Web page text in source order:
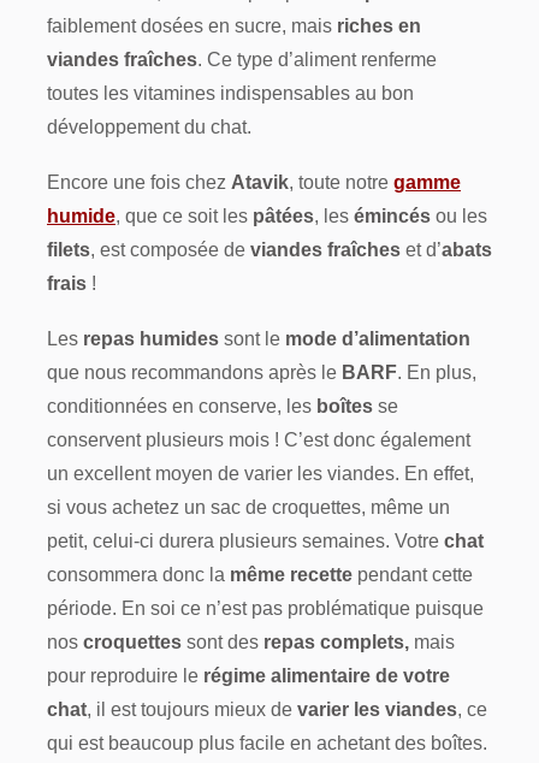
faiblement dosées en sucre, mais riches en
viandes fraîches. Ce type d’aliment renferme
toutes les vitamines indispensables au bon
développement du chat.
Encore une fois chez Atavik, toute notre gamme
humide, que ce soit les pâtées, les émincés ou les
filets, est composée de viandes fraîches et d’abats
frais !
Les repas humides sont le mode d’alimentation
que nous recommandons après le BARF. En plus,
conditionnées en conserve, les boîtes se
conservent plusieurs mois ! C’est donc également
un excellent moyen de varier les viandes. En effet,
si vous achetez un sac de croquettes, même un
petit, celui-ci durera plusieurs semaines. Votre chat
consommera donc la même recette pendant cette
période. En soi ce n’est pas problématique puisque
nos croquettes sont des repas complets, mais
pour reproduire le régime alimentaire de votre
chat, il est toujours mieux de varier les viandes, ce
qui est beaucoup plus facile en achetant des boîtes.